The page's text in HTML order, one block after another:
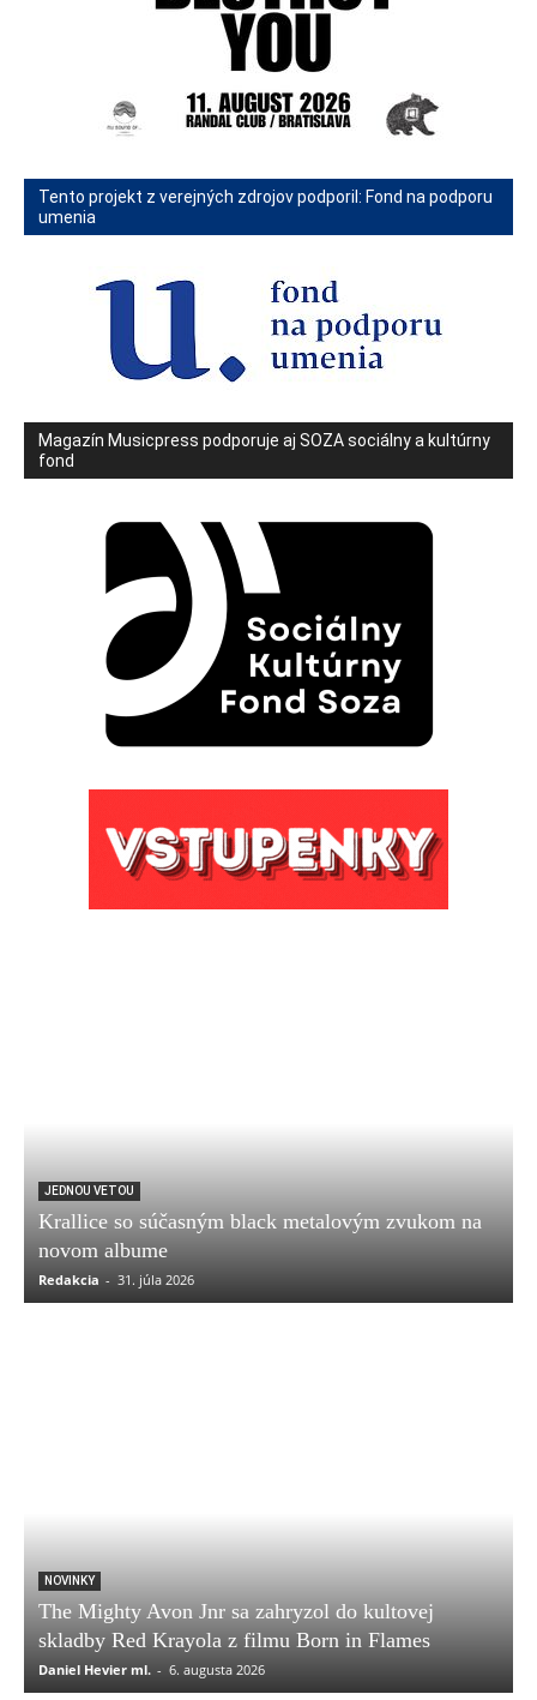
Tento projekt z verejných zdrojov podporil: Fond na podporu
umenia
Magazín Musicpress podporuje aj SOZA sociálny a kultúrny
fond
JEDNOU VETOU
Krallice so súčasným black metalovým zvukom na
novom albume
Redakcia - 31. júla 2026
NOVINKY
The Mighty Avon Jnr sa zahryzol do kultovej
skladby Red Krayola z filmu Born in Flames
Daniel Hevier ml. - 6. augusta 2026